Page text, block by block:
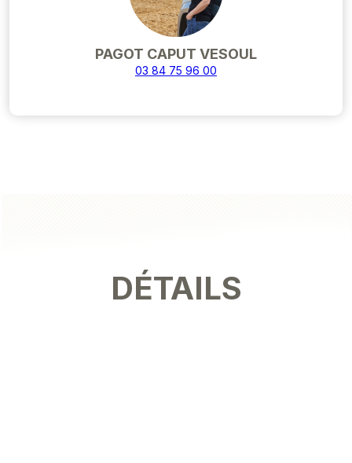
PAGOT CAPUT VESOUL
03 84 75 96 00
DÉTAILS